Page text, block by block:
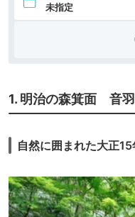
未指定
1. 明治の森箕面 音
自然に囲まれた大正